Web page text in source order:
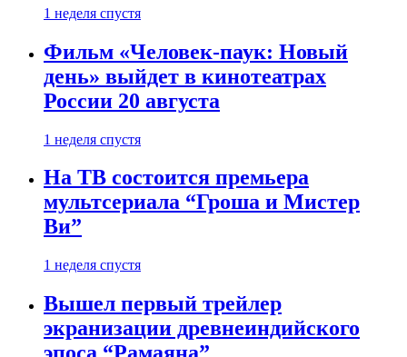
1 неделя спустя
Фильм «Человек-паук: Новый
день» выйдет в кинотеатрах
России 20 августа
1 неделя спустя
На ТВ состоится премьера
мультсериала “Гроша и Мистер
Ви”
1 неделя спустя
Вышел первый трейлер
экранизации древнеиндийского